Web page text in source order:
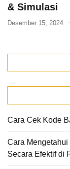
& Simulasi
Desember 15, 2024
Cara Cek Kode
Cara
Secara Efektif di